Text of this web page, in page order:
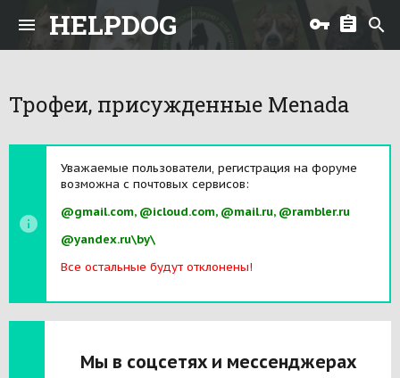
HELPDOG
Трофеи, присужденные Menada
Уважаемые пользователи, регистрация на форуме
возможна с почтовых сервисов:
@gmail.com, @icloud.com, @mail.ru, @rambler.ru
@yandex.ru\by\
Все остальные будут отклонены!
Мы в соцсетях и мессенджерах